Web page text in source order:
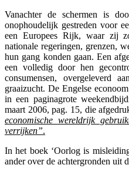
Vanachter de schermen is
onophoudelijk gestreden voor
een Europees Rijk, waar zij
nationale regeringen, grenzen,
hun gang konden gaan. Een
een volledig door hen
consumensen, overgeleverd
graaizucht. De Engelse
in een paginagrote
maart 2006, pag. 15, die
economische wereldrijk
verrijken”.
In het boek ‘Oorlog is
ander over de achtergronden uit